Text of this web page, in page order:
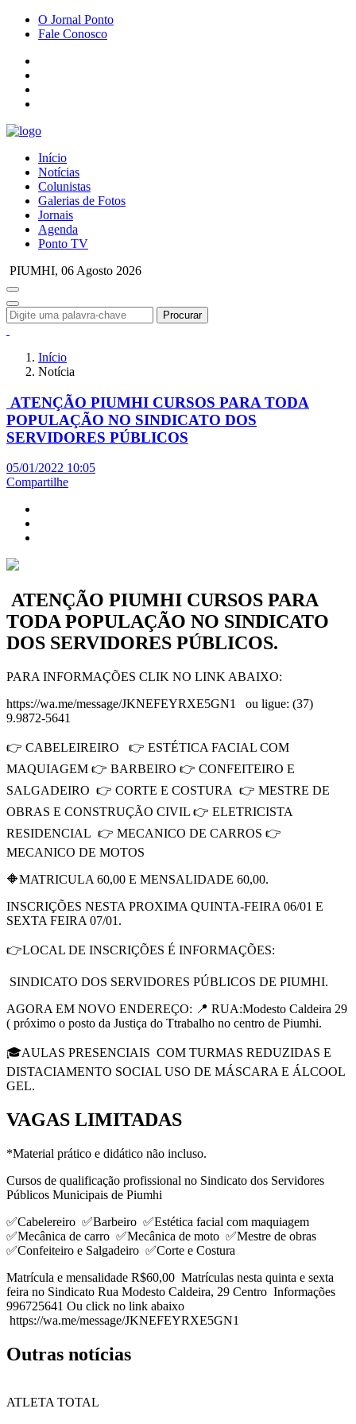
O Jornal Ponto
Fale Conosco
Início
Notícias
Colunistas
Galerias de Fotos
Jornais
Agenda
Ponto TV
PIUMHI, 06 Agosto 2026
Procurar
Início
Notícia
ATENÇÃO PIUMHI CURSOS PARA TODA
POPULAÇÃO NO SINDICATO DOS
SERVIDORES PÚBLICOS
05/01/2022 10:05
Compartilhe
ATENÇÃO PIUMHI CURSOS PARA
TODA POPULAÇÃO NO SINDICATO
DOS SERVIDORES PÚBLICOS.
PARA INFORMAÇÕES CLIK NO LINK ABAIXO:
https://wa.me/message/JKNEFEYRXE5GN1 ou ligue: (37)
9.9872-5641
👉 CABELEIREIRO 👉 ESTÉTICA FACIAL COM
MAQUIAGEM 👉 BARBEIRO 👉 CONFEITEIRO E
SALGADEIRO 👉 CORTE E COSTURA 👉 MESTRE DE
OBRAS E CONSTRUÇÃO CIVIL 👉 ELETRICISTA
RESIDENCIAL 👉 MECANICO DE CARROS 👉
MECANICO DE MOTOS
🔶MATRICULA 60,00 E MENSALIDADE 60,00.
INSCRIÇÕES NESTA PROXIMA QUINTA-FEIRA 06/01 E
SEXTA FEIRA 07/01.
👉LOCAL DE INSCRIÇÕES É INFORMAÇÕES:
SINDICATO DOS SERVIDORES PÚBLICOS DE PIUMHI.
AGORA EM NOVO ENDEREÇO: 📍 RUA:Modesto Caldeira 29
( próximo o posto da Justiça do Ttrabalho no centro de Piumhi.
🎓AULAS PRESENCIAIS COM TURMAS REDUZIDAS E
DISTACIAMENTO SOCIAL USO DE MÁSCARA E ÁLCOOL
GEL.
VAGAS LIMITADAS
*Material prático e didático não incluso.
Cursos de qualificação profissional no Sindicato dos Servidores
Públicos Municipais de Piumhi
✅Cabelereiro ✅Barbeiro ✅Estética facial com maquiagem
✅Mecânica de carro ✅Mecânica de moto ✅Mestre de obras
✅Confeiteiro e Salgadeiro ✅Corte e Costura
Matrícula e mensalidade R$60,00 Matrículas nesta quinta e sexta
feira no Sindicato Rua Modesto Caldeira, 29 Centro Informações
996725641 Ou click no link abaixo
https://wa.me/message/JKNEFEYRXE5GN1
Outras notícias
ATLETA TOTAL